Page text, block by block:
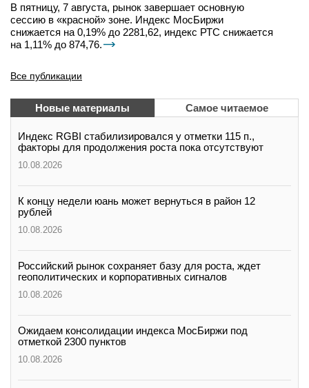
В пятницу, 7 августа, рынок завершает основную
сессию в «красной» зоне. Индекс МосБиржи
снижается на 0,19% до 2281,62, индекс РТС снижается
на 1,11% до 874,76.
Все публикации
Новые материалы Самое читаемое
Индекс RGBI стабилизировался у отметки 115 п.,
факторы для продолжения роста пока отсутствуют
10.08.2026
К концу недели юань может вернуться в район 12
рублей
10.08.2026
Российский рынок сохраняет базу для роста, ждет
геополитических и корпоративных сигналов
10.08.2026
Ожидаем консолидации индекса МосБиржи под
отметкой 2300 пунктов
10.08.2026